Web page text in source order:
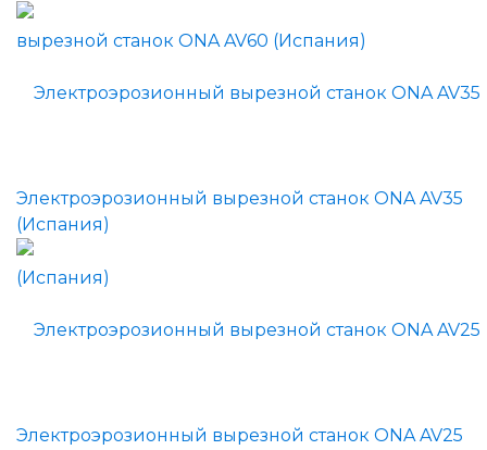
Электроэрозионный вырезной станок ONA AV35
(Испания)
Электроэрозионный вырезной станок ONA AV25